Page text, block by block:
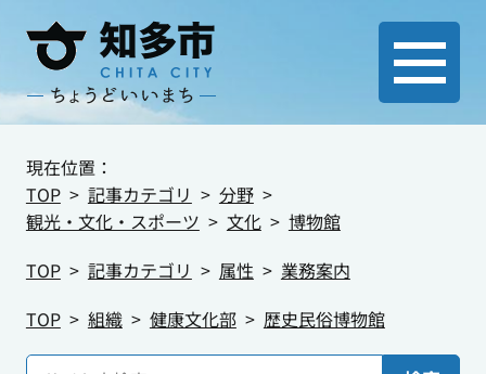
現在位置：
TOP
記事カテゴリ
分野
観光・文化・スポーツ
文化
博物館
TOP
記事カテゴリ 属性
業務案内
TOP
組織 健康文化部 歴史民俗博物館